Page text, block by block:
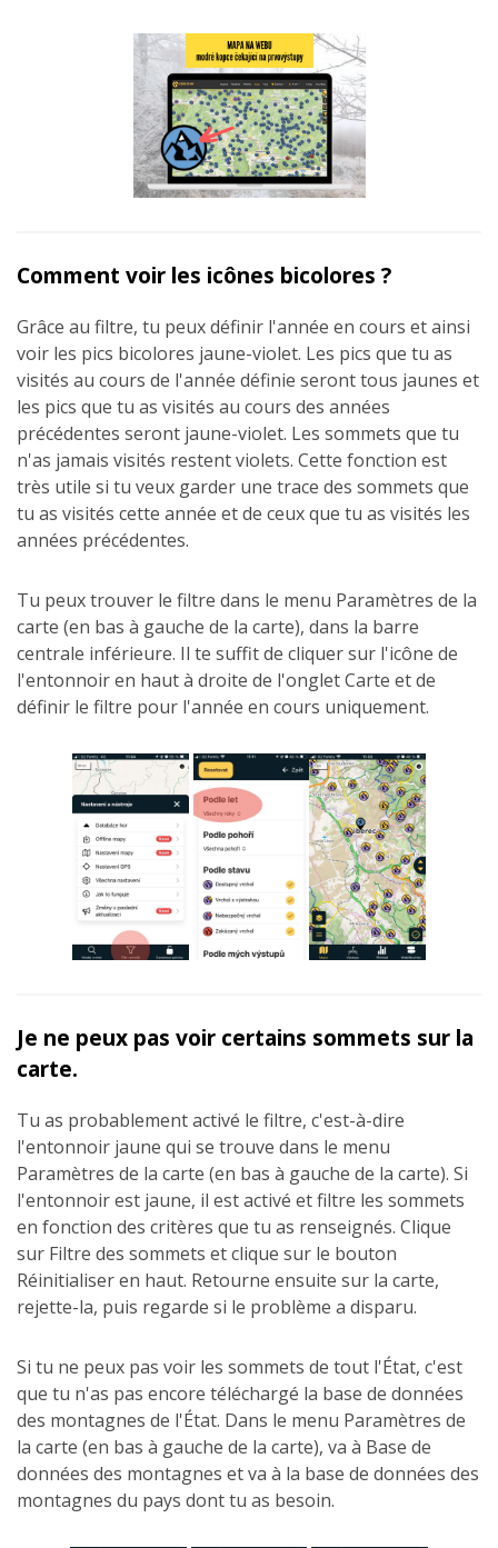
Comment voir les icônes bicolores ?
Grâce au filtre, tu peux définir l'année en cours et ainsi
voir les pics bicolores jaune-violet. Les pics que tu as
visités au cours de l'année définie seront tous jaunes et
les pics que tu as visités au cours des années
précédentes seront jaune-violet. Les sommets que tu
n'as jamais visités restent violets. Cette fonction est
très utile si tu veux garder une trace des sommets que
tu as visités cette année et de ceux que tu as visités les
années précédentes.
Tu peux trouver le filtre dans le menu Paramètres de la
carte (en bas à gauche de la carte), dans la barre
centrale inférieure. Il te suffit de cliquer sur l'icône de
l'entonnoir en haut à droite de l'onglet Carte et de
définir le filtre pour l'année en cours uniquement.
Je ne peux pas voir certains sommets sur la
carte.
Tu as probablement activé le filtre, c'est-à-dire
l'entonnoir jaune qui se trouve dans le menu
Paramètres de la carte (en bas à gauche de la carte). Si
l'entonnoir est jaune, il est activé et filtre les sommets
en fonction des critères que tu as renseignés. Clique
sur Filtre des sommets et clique sur le bouton
Réinitialiser en haut. Retourne ensuite sur la carte,
rejette-la, puis regarde si le problème a disparu.
Si tu ne peux pas voir les sommets de tout l'État, c'est
que tu n'as pas encore téléchargé la base de données
des montagnes de l'État. Dans le menu Paramètres de
la carte (en bas à gauche de la carte), va à Base de
données des montagnes et va à la base de données des
montagnes du pays dont tu as besoin.